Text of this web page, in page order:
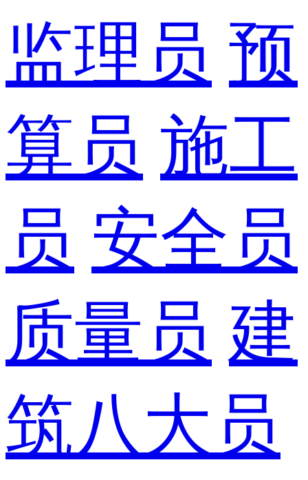
监理员 预
算员 施工
员 安全员
质量员 建
筑八大员